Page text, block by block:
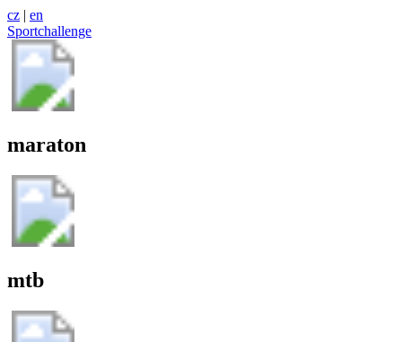
cz | en
Sportchallenge
maraton
mtb